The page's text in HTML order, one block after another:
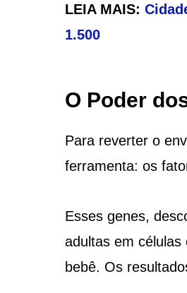
LEIA MAIS:
1.500
O Poder
Para reverter o
ferramenta: os
Esses genes,
adultas em
bebê. Os